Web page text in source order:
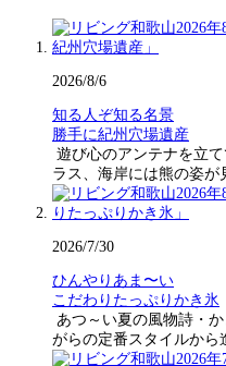
2026/8/6
知る人ぞ知る名景
勝手に紀州穴場遺産
遊び心のアンテナを立
ラス、海岸には熊の姿が
2026/7/30
ひんやりあま〜い
こだわりたっぷりかき氷
あつ～い夏の風物詩・
がらの定番スタイルから